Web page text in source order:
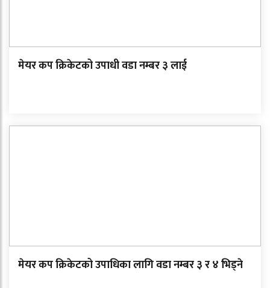
मेयर कप क्रिकेटको उपाधी वडा नम्बर ३ लाई
मेयर कप क्रिकेटको उपाधिका लागि वडा नम्बर ३ र ४ भिड्ने